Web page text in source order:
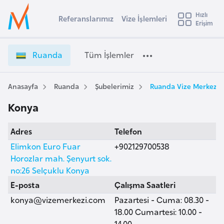
Ülke Seçimi
Başvuru yapmak istediğiniz ülkeyi seçin
Üye
Girişi
u
n
d
a
İ
ş
l
m
l
e
t
Referanslarımız Vize İşlemleri
Hızlı
Erişim
Ruanda Tüm İşlemler
Anasayfa Ruanda Şubelerimiz Ruanda Vize Merkezi,
Konya
Adres
Elimkon Euro Fuar
Horozlar mah. Şenyurt sok.
no:26 Selçuklu Konya
Telefon
+902129700538
E-posta
konya@vizemerkezi.com
Çalışma Saatleri
Pazartesi - Cuma: 08.30 -
18.00 Cumartesi: 10.00 -
s
t
r
a
v
u
s
t
u
r